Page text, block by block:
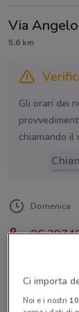
Via
5.6 km
Gli orari dei
chiamando il
Domenica
06
Ci importa
Noi e i nostri